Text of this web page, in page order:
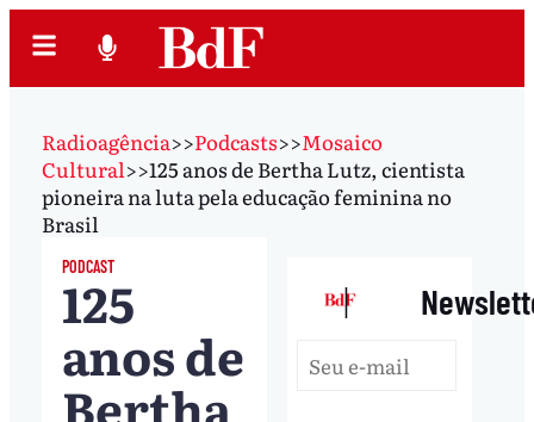
Radioagência>>Podcasts>>Mosaico
Cultural>>125 anos de Bertha Lutz, cientista
pioneira na luta pela educação feminina no
Brasil
PODCAST
125
anos de
Bertha
|